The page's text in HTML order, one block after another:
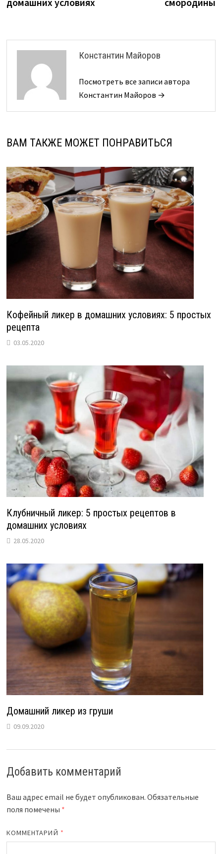
записям
Константин Майоров
Посмотреть все записи автора
Константин Майоров →
ВАМ ТАКЖЕ МОЖЕТ ПОНРАВИТЬСЯ
Кофейный ликер в домашних условиях: 5 простых
рецепта
03.05.2020
Клубничный ликер: 5 простых рецептов в
домашних условиях
28.05.2020
Домашний ликер из груши
09.09.2020
Добавить комментарий
Ваш адрес email не будет опубликован. Обязательные
поля помечены *
КОММЕНТАРИЙ *